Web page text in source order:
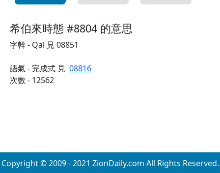
希伯來時態 #8804 的意思
字幹 - Qal 見 08851
語氣 - 完成式 見 08816
次數 - 12562
Copyright © 2009 - 2021 ZionDaily.com All Rights Reserved.